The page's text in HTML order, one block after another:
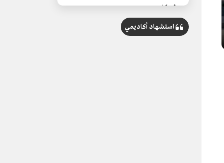
السكان
43,256 نسمة.
من معالمها
استشهاد أكاديمي